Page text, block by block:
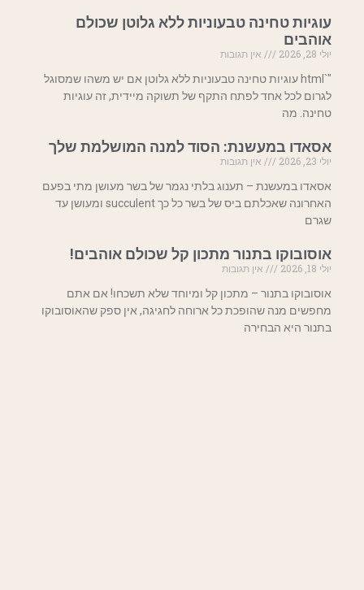
עוגיות טחינה טבעוניות ללא גלוטן שכולם
אוהבים
יולי 28, 2026
אין תגובות
"`html עוגיות טחינה טבעוניות ללא גלוטן אם יש משהו שמסוגל
לגרום לכל אחד לפתח התקף של תשוקה מיידית, זה עוגיות
טחינה. מה
אסאדו במעשנת: הסוד למנה המושלמת שלך
יולי 23, 2026
אין תגובות
אסאדו במעשנת – תענוג בלתי נגמר של בשר מעושן מתי בפעם
האחרונה שאכלתם ביס של בשר כל כך succulent ומעושן עד
שגרם
אוסובוקו בתנור מתכון קל שכולם אוהבים!
יולי 18, 2026
אין תגובות
אוסובוקו בתנור – מתכון קל ומיוחד שלא תשכחו! אם אתם
מחפשים מנה שהופכת כל ארוחה לחגיגה, אין ספק שהאוסובוקו
בתנור היא הבחירה